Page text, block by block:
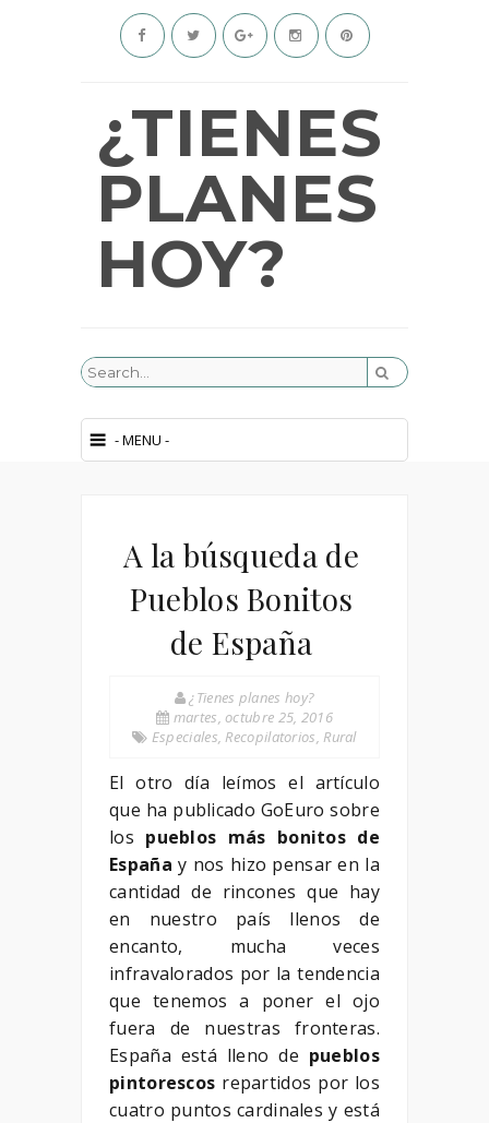
¿TIENES
PLANES
HOY?
A la búsqueda de
Pueblos Bonitos
de España
¿Tienes planes hoy?
martes, octubre 25, 2016
Especiales,Recopilatorios,Rural
El otro día leímos el artículo
que ha publicado GoEuro sobre
los pueblos más bonitos de
España y nos hizo pensar en la
cantidad de rincones que hay
en nuestro país llenos de
encanto, mucha veces
infravalorados por la tendencia
que tenemos a poner el ojo
fuera de nuestras fronteras.
España está lleno de pueblos
pintorescos repartidos por los
cuatro puntos cardinales y está